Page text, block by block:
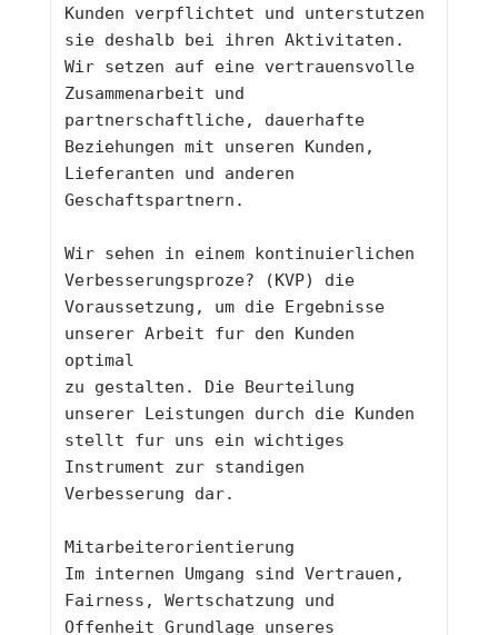
Kunden verpflichtet und unterstutzen
sie deshalb bei ihren Aktivitaten.
Wir setzen auf eine vertrauensvolle
Zusammenarbeit und
partnerschaftliche, dauerhafte
Beziehungen mit unseren Kunden,
Lieferanten und anderen
Geschaftspartnern.
Wir sehen in einem kontinuierlichen
Verbesserungsproze? (KVP) die
Voraussetzung, um die Ergebnisse
unserer Arbeit fur den Kunden
optimal
zu gestalten. Die Beurteilung
unserer Leistungen durch die Kunden
stellt fur uns ein wichtiges
Instrument zur standigen
Verbesserung dar.
Mitarbeiterorientierung
Im internen Umgang sind Vertrauen,
Fairness, Wertschatzung und
Offenheit Grundlage unseres